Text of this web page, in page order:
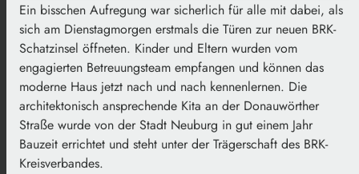
Ein bisschen Aufregung war sicherlich für alle mit dabei, als
sich am Dienstagmorgen erstmals die Türen zur neuen BRK-
Schatzinsel öffneten. Kinder und Eltern wurden vom
engagierten Betreuungsteam empfangen und können das
moderne Haus jetzt nach und nach kennenlernen. Die
architektonisch ansprechende Kita an der Donauwörther
Straße wurde von der Stadt Neuburg in gut einem Jahr
Bauzeit errichtet und steht unter der Trägerschaft des BRK-
Kreisverbandes.